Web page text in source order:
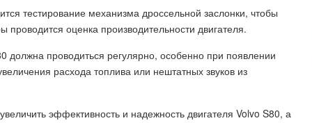
тестирование механизма дроссельной заслонки, чтобы
оценка производительности двигателя.
должна проводиться регулярно, особенно при появлении
расхода топлива или нештатных звуков из
эффективность и надежность двигателя Volvo S80, а